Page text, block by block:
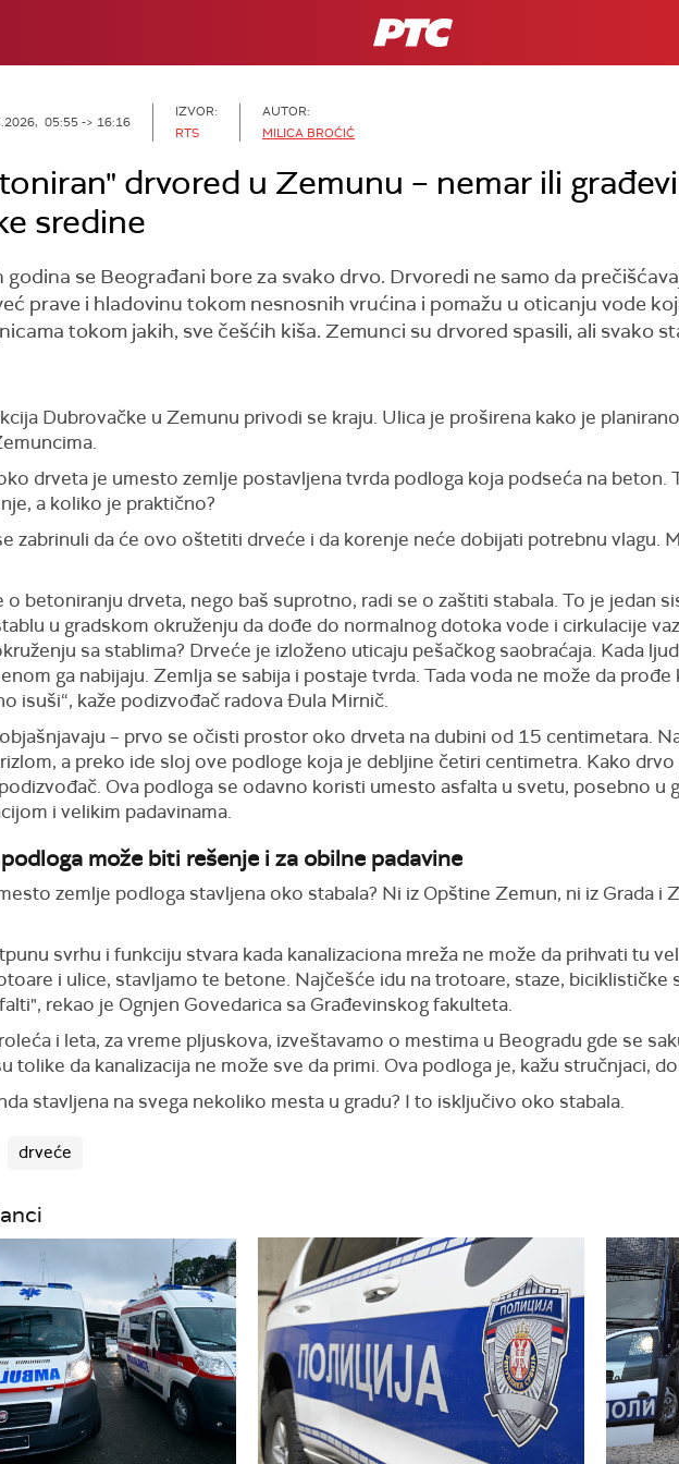
RTS
05:55 -> 16:16
IZVOR:
RTS
AUTOR:
MILICA BROĆIĆ
drvored u Zemunu – nemar ili
sredine
godina se Beograđani bore za svako drvo. Drvoredi ne samo da
prave i hladovinu tokom nesnosnih vrućina i pomažu u oticanju vode
tokom jakih, sve češćih kiša. Zemunci su drvored spasili, ali svako
Dubrovačke u Zemunu privodi se kraju. Ulica je proširena kako je
drveta je umesto zemlje postavljena tvrda podloga koja podseća na beton.
a koliko je praktično?
zabrinuli da će ovo oštetiti drveće i da korenje neće dobijati potrebnu vlagu.
o betoniranju drveta, nego baš suprotno, radi se o zaštiti stabala. To je jedan
u gradskom okruženju da dođe do normalnog dotoka vode i cirkulacije
sa stablima? Drveće je izloženo uticaju pešačkog saobraćaja. Kada
ga nabijaju. Zemlja se sabija i postaje tvrda. Tada voda ne može da
isuši“, kaže podizvođač radova Đula Mirnič.
– prvo se očisti prostor oko drveta na dubini od 15 centimetara.
a preko ide sloj ove podloge koja je debljine četiri centimetra. Kako
Ova podloga se odavno koristi umesto asfalta u svetu, posebno u
i velikim padavinama.
može biti rešenje i za obilne padavine
zemlje podloga stavljena oko stabala? Ni iz Opštine Zemun, ni iz Grada i
svrhu i funkciju stvara kada kanalizaciona mreža ne može da prihvati tu
i ulice, stavljamo te betone. Najčešće idu na trotoare, staze, biciklističke
rekao je Ognjen Govedarica sa Građevinskog fakulteta.
i leta, za vreme pljuskova, izveštavamo o mestima u Beogradu gde se
tolike da kanalizacija ne može sve da primi. Ova podloga je, kažu stručnjaci,
stavljena na svega nekoliko mesta u gradu? I to isključivo oko stabala.
drveće